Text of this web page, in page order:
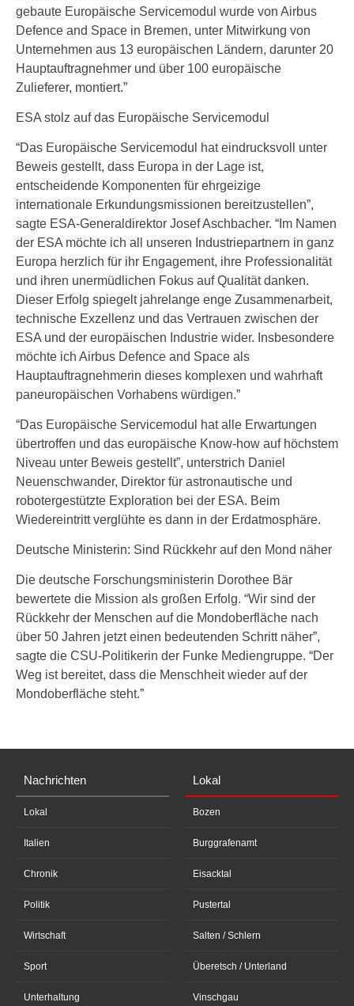
gebaute Europäische Servicemodul wurde von Airbus
Defence and Space in Bremen, unter Mitwirkung von
Unternehmen aus 13 europäischen Ländern, darunter 20
Hauptauftragnehmer und über 100 europäische
Zulieferer, montiert.”
ESA stolz auf das Europäische Servicemodul
“Das Europäische Servicemodul hat eindrucksvoll unter
Beweis gestellt, dass Europa in der Lage ist,
entscheidende Komponenten für ehrgeizige
internationale Erkundungsmissionen bereitzustellen”,
sagte ESA-Generaldirektor Josef Aschbacher. “Im Namen
der ESA möchte ich all unseren Industriepartnern in ganz
Europa herzlich für ihr Engagement, ihre Professionalität
und ihren unermüdlichen Fokus auf Qualität danken.
Dieser Erfolg spiegelt jahrelange enge Zusammenarbeit,
technische Exzellenz und das Vertrauen zwischen der
ESA und der europäischen Industrie wider. Insbesondere
möchte ich Airbus Defence and Space als
Hauptauftragnehmerin dieses komplexen und wahrhaft
paneuropäischen Vorhabens würdigen.”
“Das Europäische Servicemodul hat alle Erwartungen
übertroffen und das europäische Know-how auf höchstem
Niveau unter Beweis gestellt”, unterstrich Daniel
Neuenschwander, Direktor für astronautische und
robotergestützte Exploration bei der ESA. Beim
Wiedereintritt verglühte es dann in der Erdatmosphäre.
Deutsche Ministerin: Sind Rückkehr auf den Mond näher
Die deutsche Forschungsministerin Dorothee Bär
bewertete die Mission als großen Erfolg. “Wir sind der
Rückkehr der Menschen auf die Mondoberfläche nach
über 50 Jahren jetzt einen bedeutenden Schritt näher”,
sagte die CSU-Politikerin der Funke Mediengruppe. “Der
Weg ist bereitet, dass die Menschheit wieder auf der
Mondoberfläche steht.”
Nachrichten
Lokal
Italien
Chronik
Politik
Wirtschaft
Sport
Unterhaltung
Lokal
Bozen
Burggrafenamt
Eisacktal
Pustertal
Salten / Schlern
Überetsch / Unterland
Vinschgau